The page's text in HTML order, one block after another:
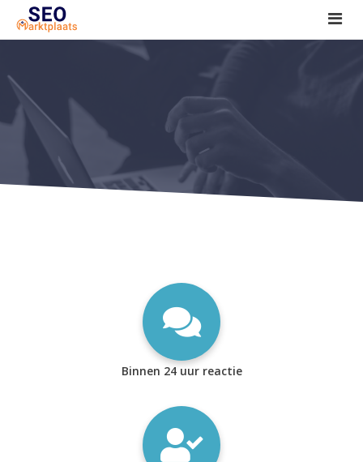
SEO tools reviews
Marketeer bij jou in de buurt?
Offerte
1. Seo voor beginners +
2. Onderzoeken +
Binnen 24 uur reactie